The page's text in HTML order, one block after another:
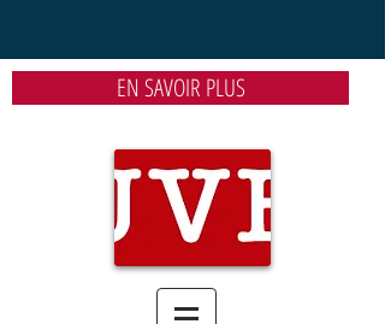
EN SAVOIR PLUS